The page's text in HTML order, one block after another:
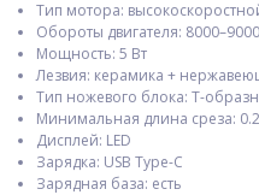
Тип мотора:
Обороты двигателя: 8000–9000
Мощность: 5 Вт
Лезвия: керамика +
Тип ножевого блока: T-
Минимальная длина среза:
Дисплей: LED
Зарядка: USB Type-C
Зарядная база: есть